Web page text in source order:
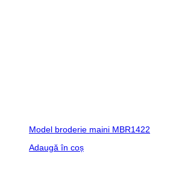
Model broderie maini MBR1422
Adaugă în coș